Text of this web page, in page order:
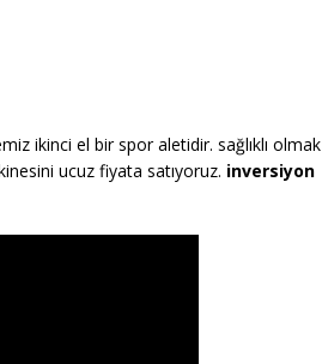
ikinci el bir spor aletidir. sağlıklı olmak
ucuz fiyata satıyoruz. inversiyon